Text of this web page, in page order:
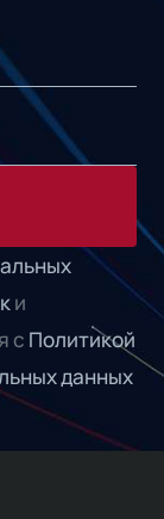
и
с Политикой
данных